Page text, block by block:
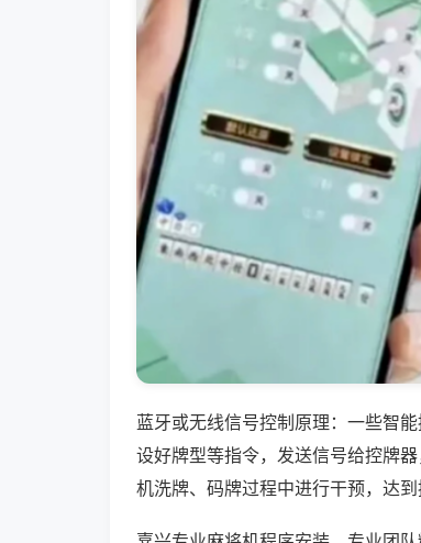
蓝牙或无线信号控制原理：一些智
设好牌型等指令，发送信号给控牌
机洗牌、码牌过程中进行干预，达到